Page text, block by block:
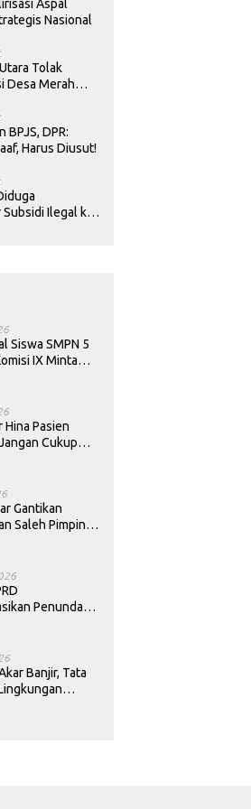
Aspal
Nasional
Tolak
Desa Merah
BPJS, DPR:
Harus Diusut!
Ilegal ke
Siswa SMPN 5
IX Minta
Pasien
Cukup
Gantikan
Saleh Pimpin
Penundaan
Banjir, Tata